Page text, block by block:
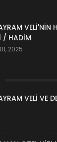
VELİ'NİN
/ HADİM
2025
VELİ VE